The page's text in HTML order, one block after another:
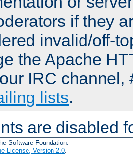
if they
invalid/off-
the Apache
IRC channel,
lists.
are disabled
Software Foundation.
License, Version 2.0.